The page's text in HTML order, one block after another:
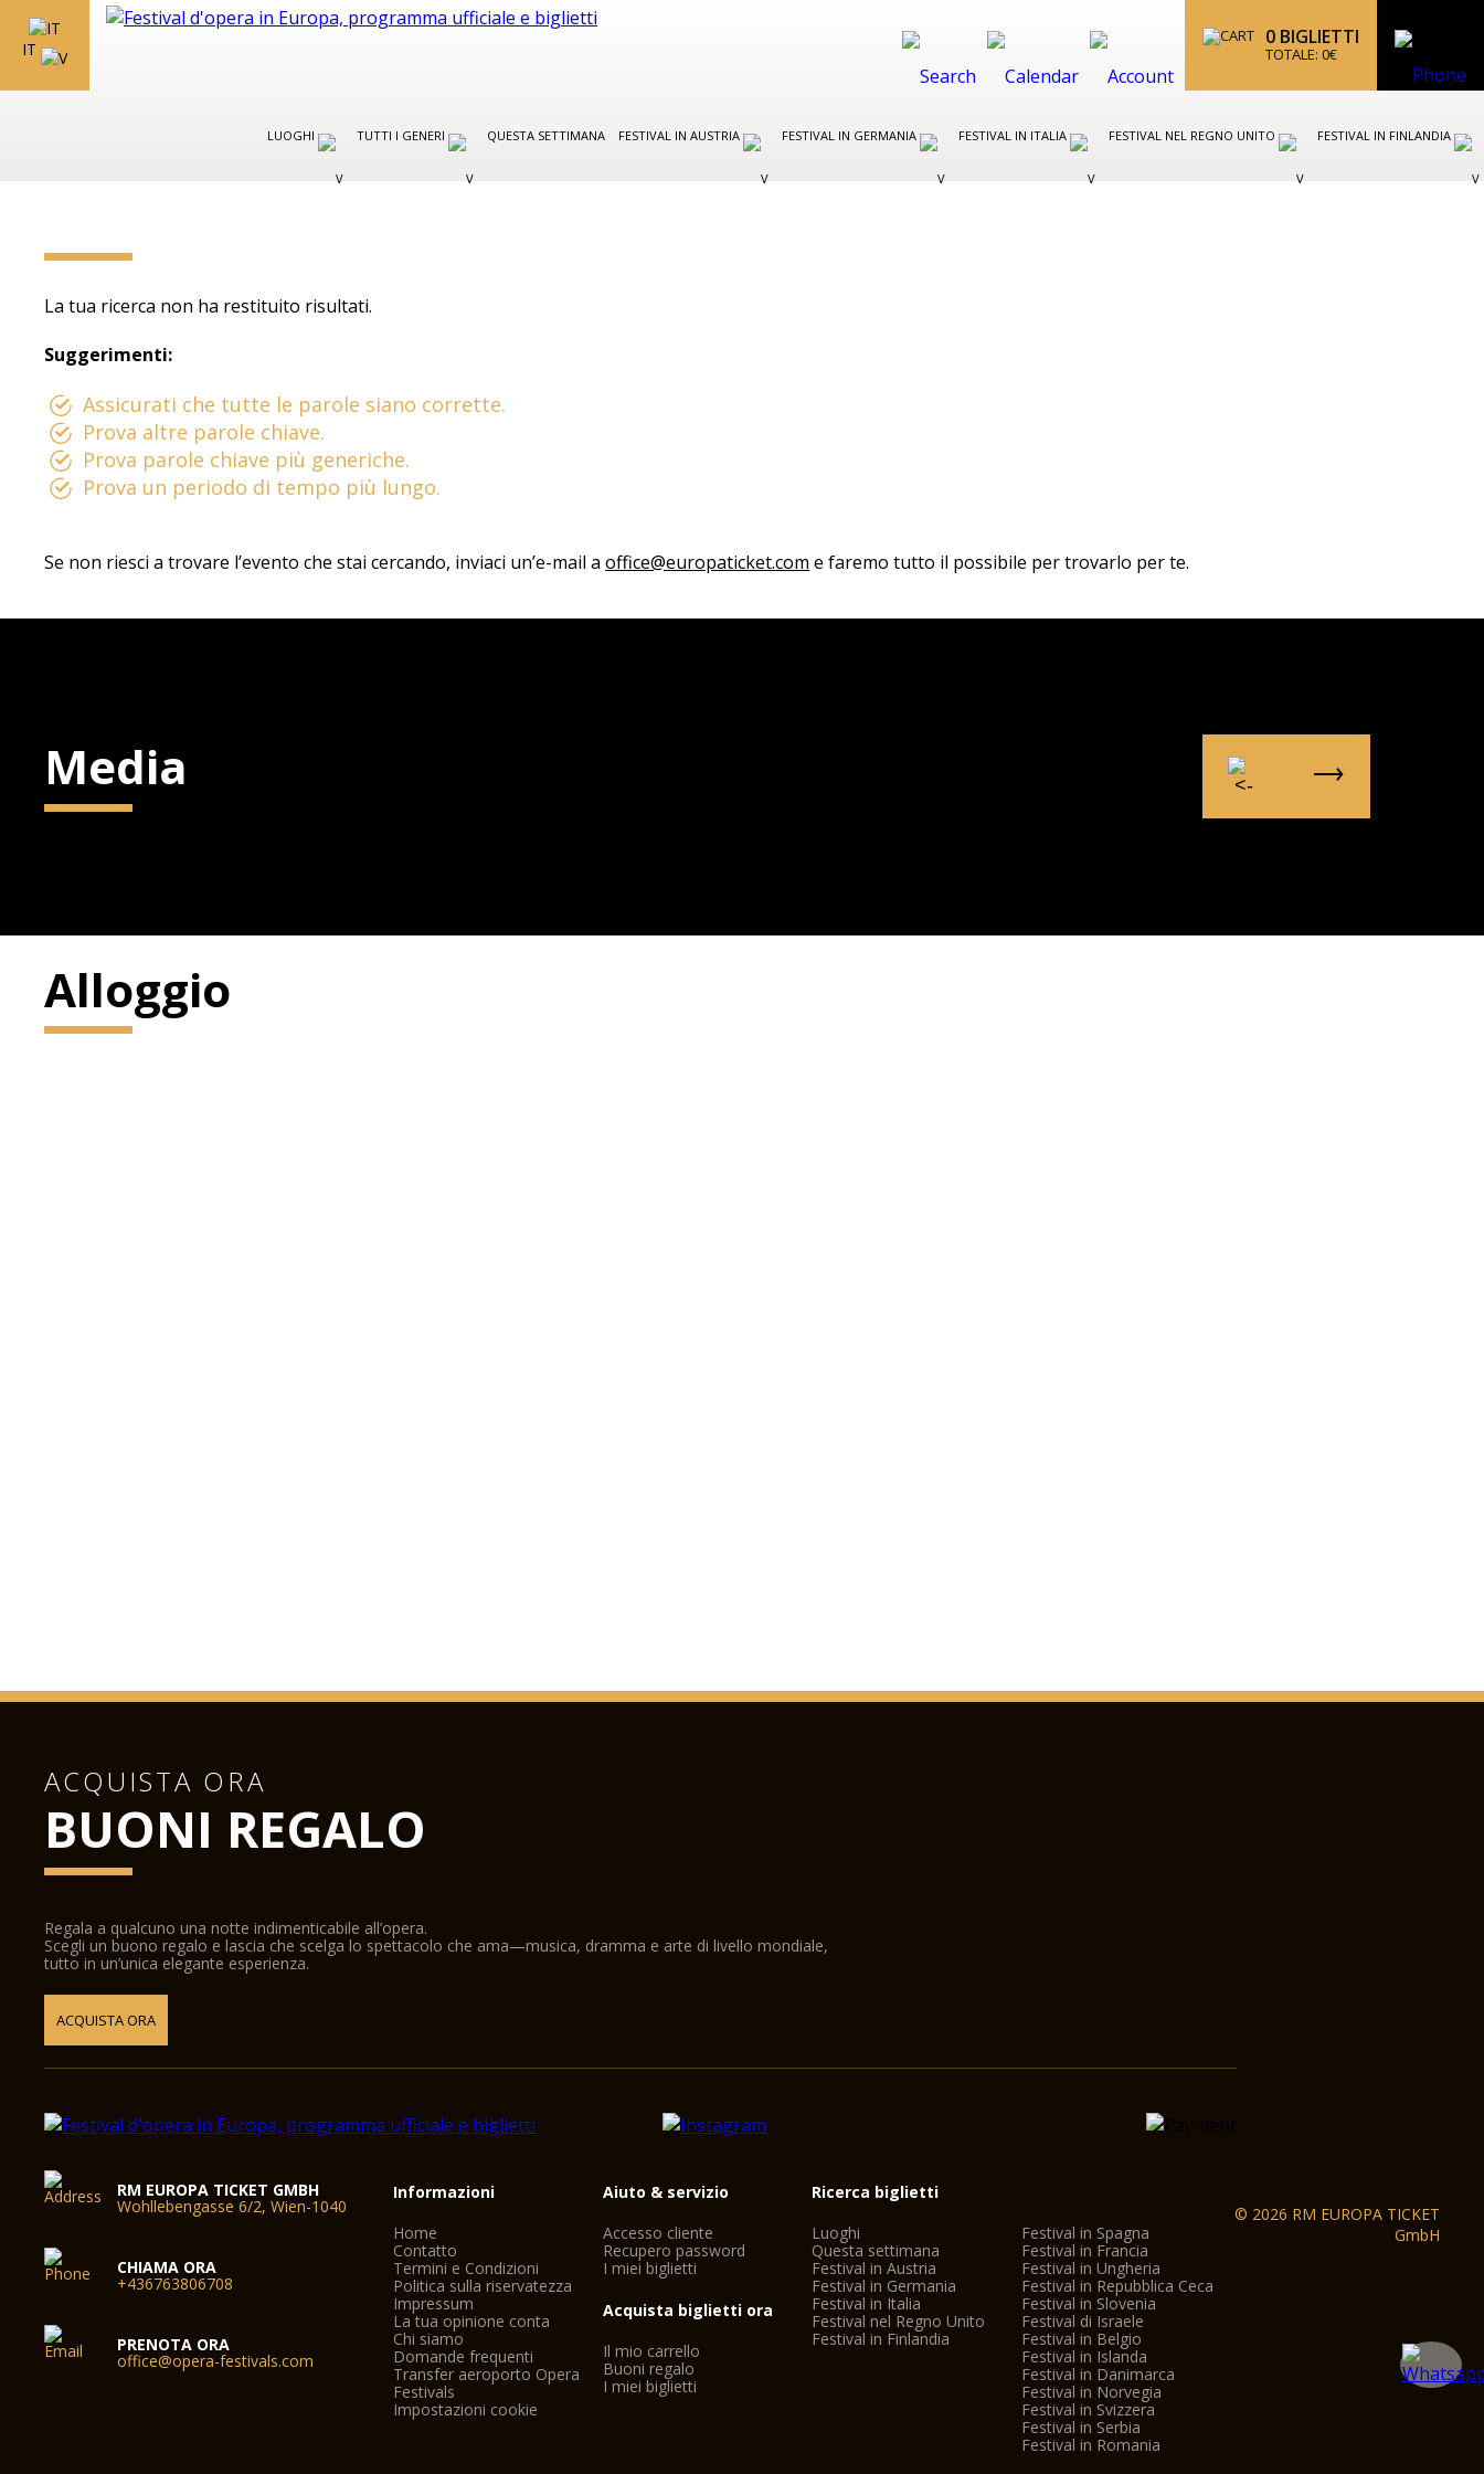
IT
0 BIGLIETTI
TOTALE: 0€
LUOGHI TUTTI I GENERI QUESTA SETTIMANA FESTIVAL IN AUSTRIA FESTIVAL IN GERMANIA FESTIVAL IN ITALIA FESTIVAL NEL REGNO UNITO FESTIVAL IN FINLANDIA
La tua ricerca non ha restituito risultati.
Suggerimenti:
Assicurati che tutte le parole siano corrette.
Prova altre parole chiave.
Prova parole chiave più generiche.
Prova un periodo di tempo più lungo.
Se non riesci a trovare l’evento che stai cercando, inviaci un’e-mail aoffice@europaticket.com e faremo tutto il possibile per trovarlo per te.
Media
Alloggio
ACQUISTA ORA
BUONI REGALO
Regala a qualcuno una notte indimenticabile all’opera.
Scegli un buono regalo e lascia che scelga lo spettacolo che ama—musica, dramma e arte di livello mondiale,
tutto in un’unica elegante esperienza.
ACQUISTA ORA
RM EUROPA TICKET GMBH
Wohllebengasse 6/2, Wien-1040
CHIAMA ORA
+436763806708
PRENOTA ORA
office@opera-festivals.com
Informazioni
Home
Contatto
Termini e Condizioni
Politica sulla riservatezza
Impressum
La tua opinione conta
Chi siamo
Domande frequenti
Transfer aeroporto Opera
Festivals
Impostazioni cookie
Aiuto & servizio
Accesso cliente
Recupero password
I miei biglietti
Acquista biglietti ora
Il mio carrello
Buoni regalo
I miei biglietti
Ricerca biglietti
Luoghi
Questa settimana
Festival in Austria
Festival in Germania
Festival in Italia
Festival nel Regno Unito
Festival in Finlandia
Festival in Spagna
Festival in Francia
Festival in Ungheria
Festival in Repubblica Ceca
Festival in Slovenia
Festival di Israele
Festival in Belgio
Festival in Islanda
Festival in Danimarca
Festival in Norvegia
Festival in Svizzera
Festival in Serbia
Festival in Romania
© 2026 RM EUROPA TICKET
GmbH